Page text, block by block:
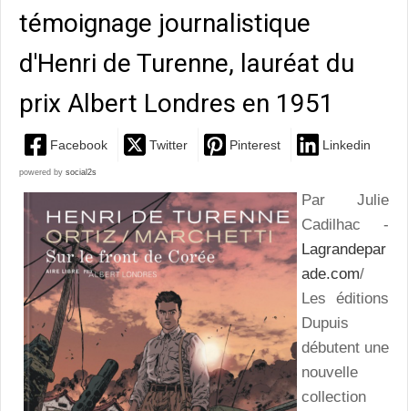
témoignage journalistique
d'Henri de Turenne, lauréat du
prix Albert Londres en 1951
Facebook Twitter Pinterest Linkedin
powered by social2s
Par Julie
Cadilhac -
Lagrandepar
ade.com/
Les éditions
Dupuis
débutent une
nouvelle
collection